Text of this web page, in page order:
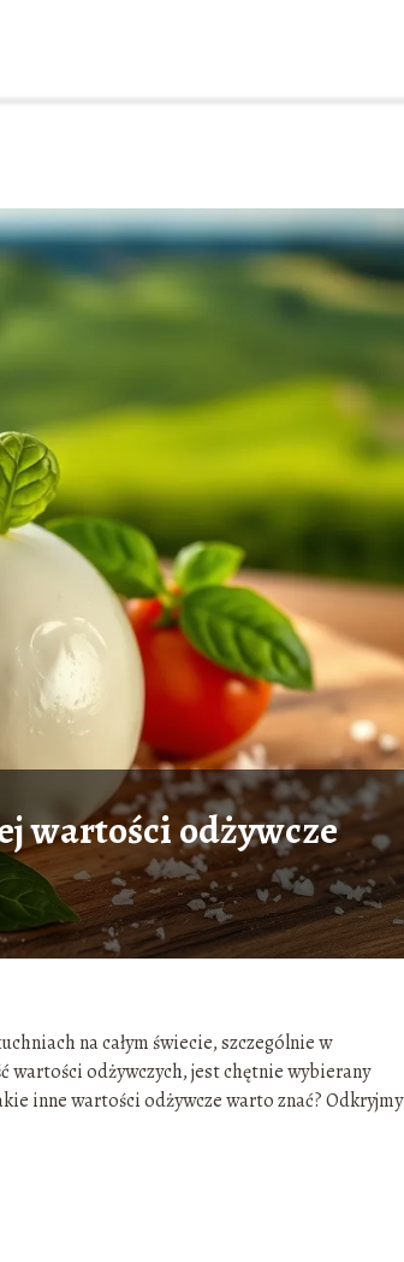
wartości odżywcze
na całym świecie, szczególnie w
wartości odżywczych, jest chętnie wybierany
inne wartości odżywcze warto znać? Odkryjmy